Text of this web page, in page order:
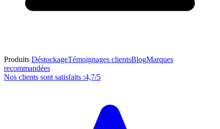
Produits DéstockageTémoignages clientsBlogMarques
recommandées
Nos clients sont satisfaits :4,7/5